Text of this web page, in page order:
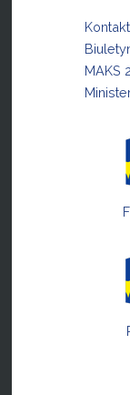
Kontakt
MAKS